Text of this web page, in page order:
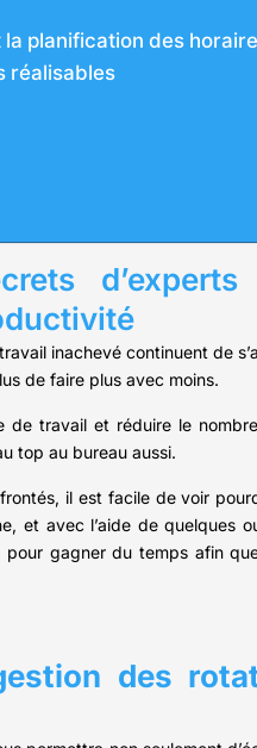
la planification des
réalisables
inachevé continuent de
de faire plus avec moins.
travail et réduire le
top au bureau aussi.
il est facile de voir
et avec l’aide de quelques
gagner du temps afin
des